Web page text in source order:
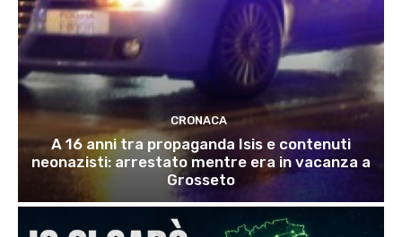
CRONACA
A 16 anni tra propaganda Isis e contenuti
neonazisti: arrestato mentre era in vacanza a
Grosseto